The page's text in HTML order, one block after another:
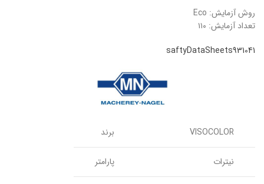
روش آزمایش: Eco
تعداد آزمایش: ۱۱۰
saftyDataSheets931041
VISOCOLOR برند
نیترات پارامتر